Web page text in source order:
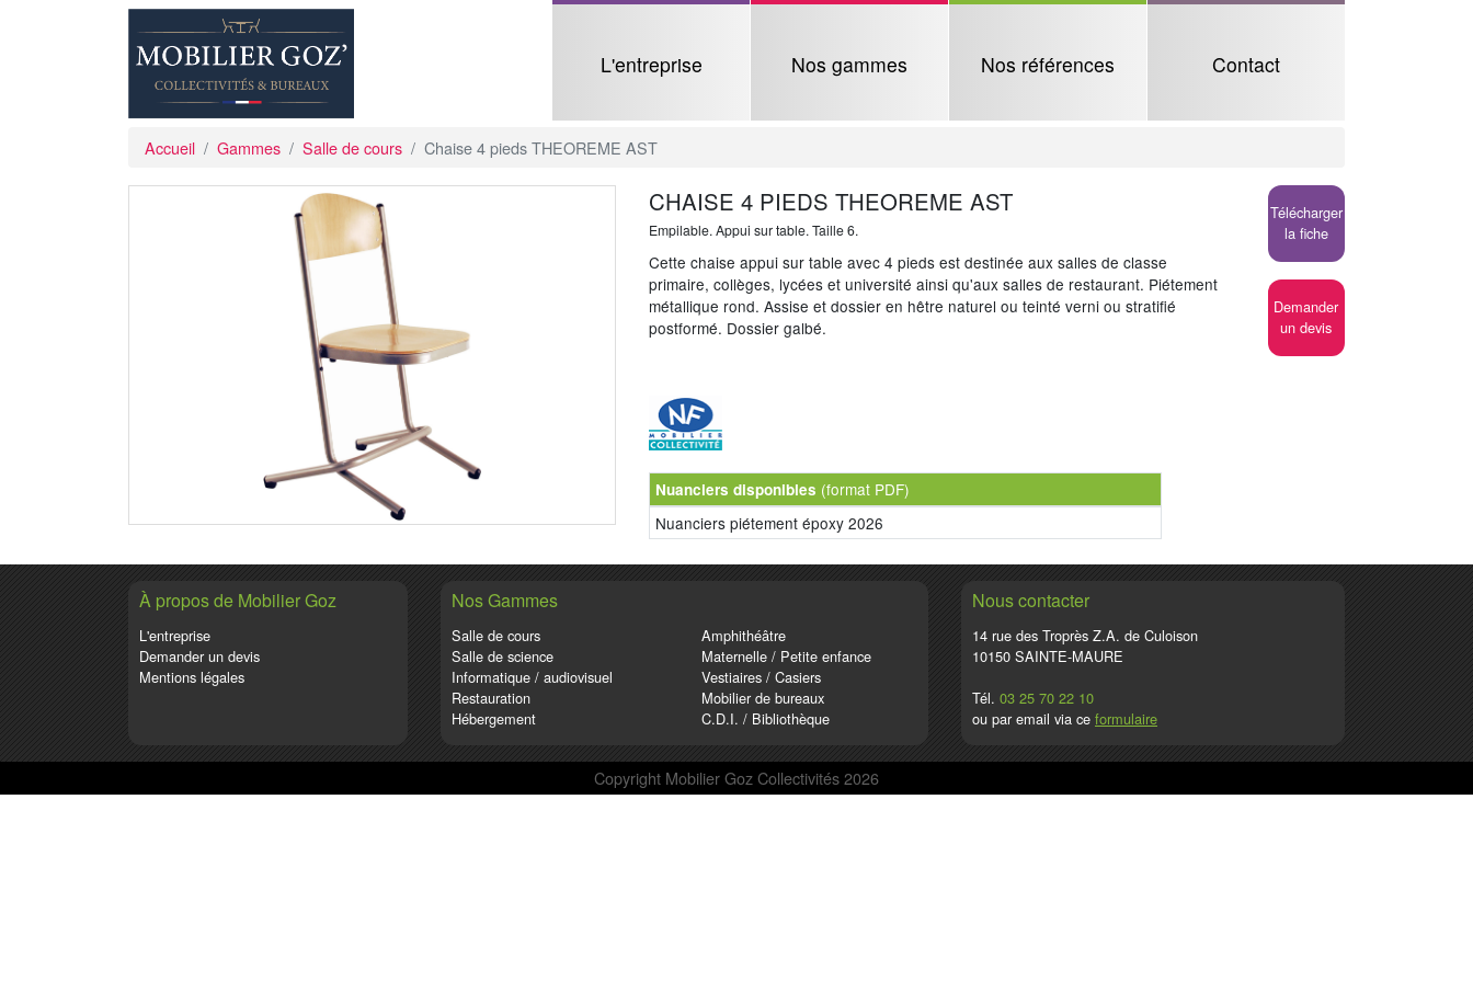
L'entreprise Nos gammes Nos références Contact
Accueil Gammes Salle de cours Chaise 4 pieds THEOREME AST
CHAISE 4 PIEDS THEOREME AST
Empilable. Appui sur table. Taille 6.
Cette chaise appui sur table avec 4 pieds est destinée aux salles de classe
primaire, collèges, lycées et université ainsi qu'aux salles de restaurant. Piétement
métallique rond. Assise et dossier en hêtre naturel ou teinté verni ou stratifié
postformé. Dossier galbé.
Télécharger
la fiche
Demander
un devis
Nuanciers disponibles (format PDF)
Nuanciers piétement époxy 2026
Nos Gammes
Salle de cours
Salle de science
Informatique / audiovisuel
Restauration
Hébergement
Amphithéâtre
Maternelle / Petite enfance
Vestiaires / Casiers
Mobilier de bureaux
C.D.I. / Bibliothèque
Nous contacter
14 rue des Troprès Z.A. de Culoison
10150 SAINTE-MAURE
Tél. 03 25 70 22 10
ou par email via ce formulaire
À propos de Mobilier Goz
L'entreprise
Demander un devis
Mentions légales
Copyright Mobilier Goz Collectivités 2026